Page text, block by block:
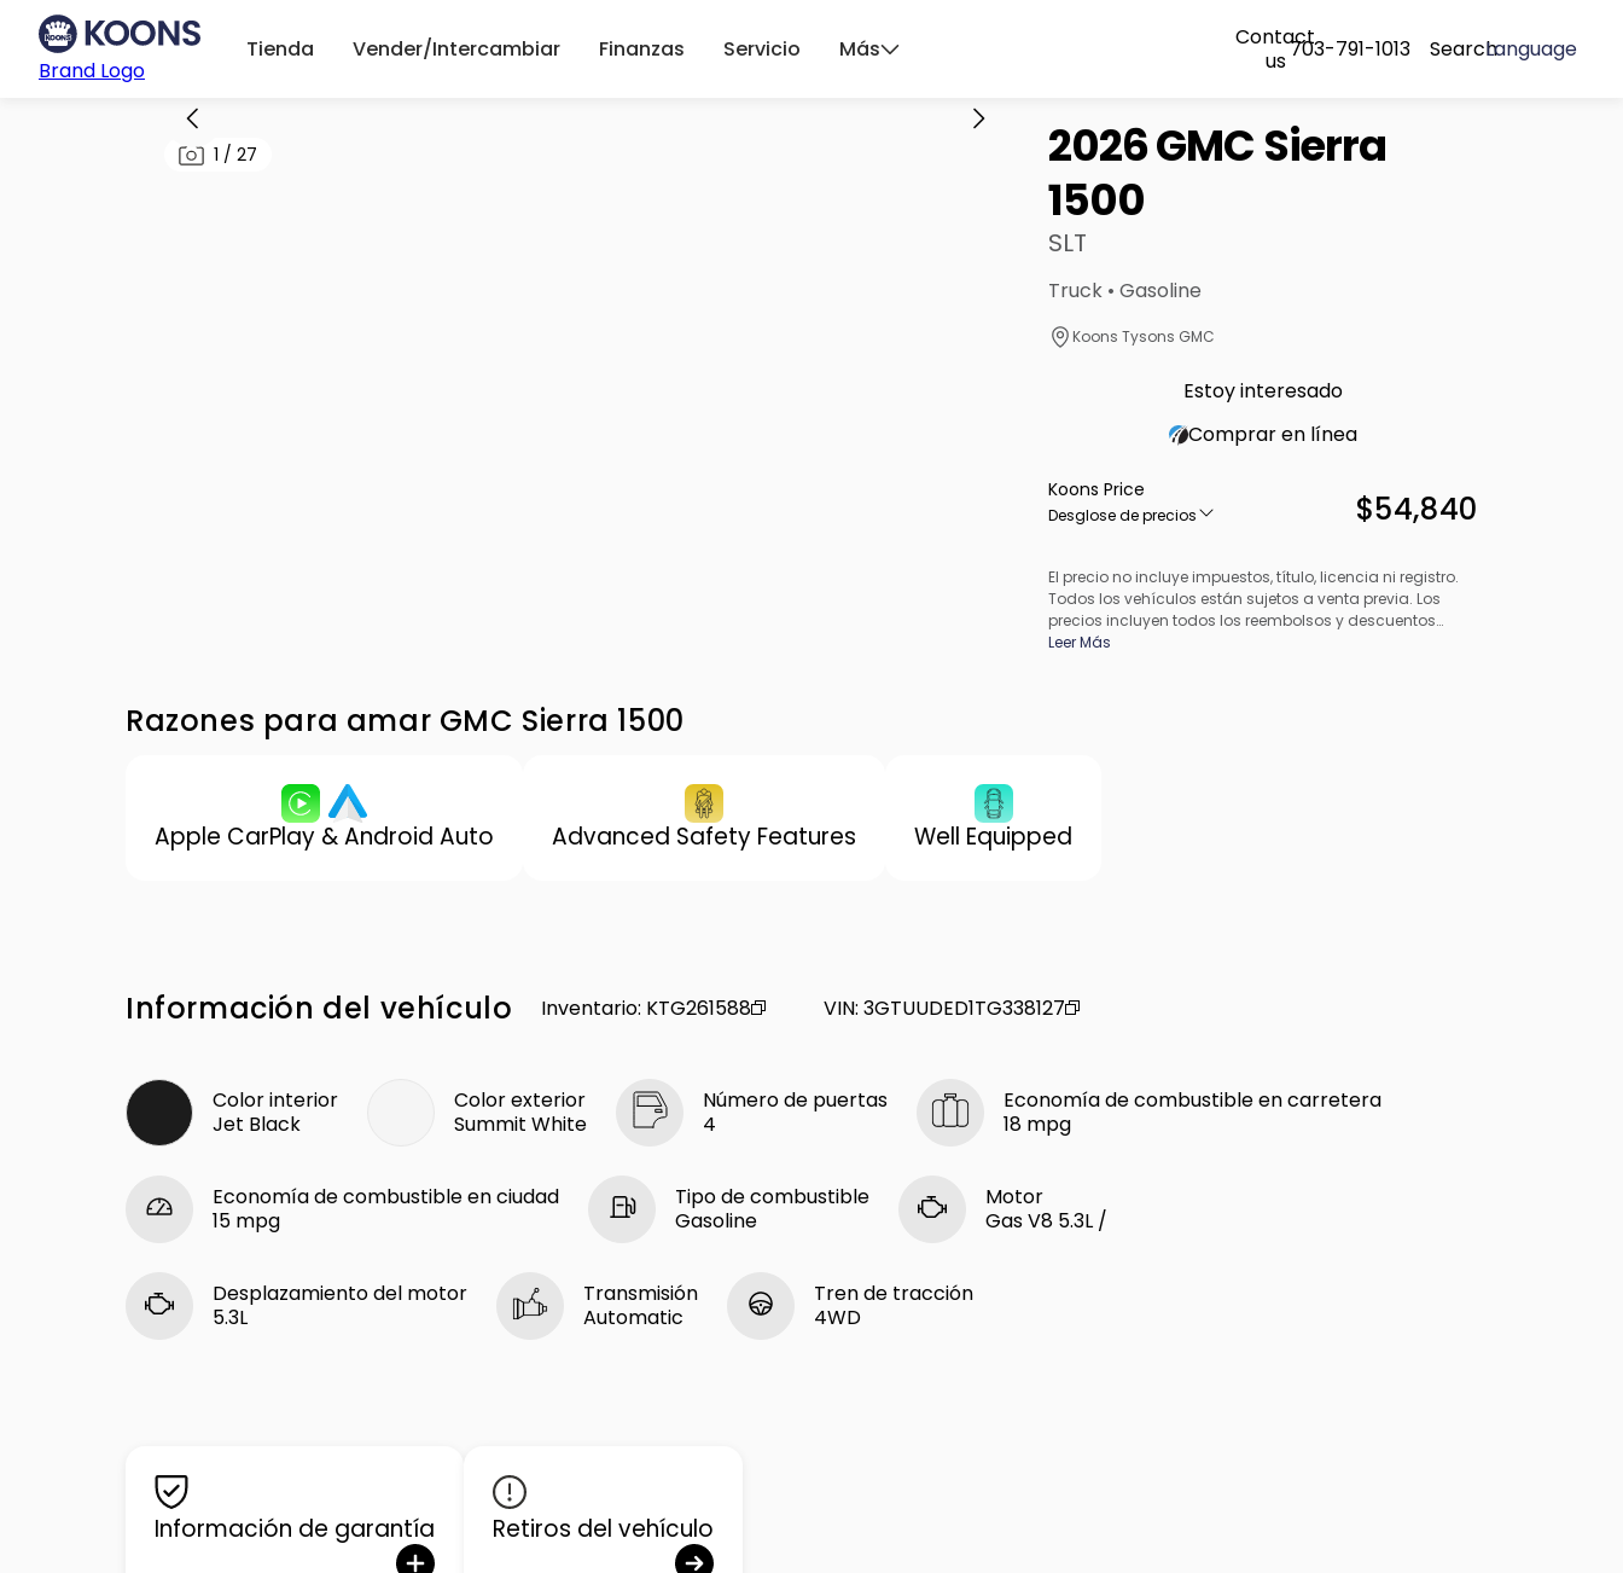
Brand Logo
Tienda Vender/Intercambiar Finanzas Servicio Más
Contact
us703-791-1013 SearchLanguage
1 / 27
2026 GMC Sierra
1500
SLT
Truck • Gasoline
Koons Tysons GMC
Estoy interesado
Comprar en línea
Koons Price
Desglose de precios $54,840
El precio no incluye impuestos, título, licencia ni registro.
Todos los vehículos están sujetos a venta previa. Los
precios incluyen todos los reembolsos y descuentos
aplicables disponibles para todos los consumidores;
Leer Más
Razones para amar GMC Sierra 1500
Apple CarPlay & Android Auto Advanced Safety Features Well Equipped
Información del vehículo Inventario: KTG261588 VIN:3GTUUDED1TG338127
Color interior
Jet Black
Color exterior
Summit White
Número de puertas
4
Economía de combustible en carretera
18 mpg
Economía de combustible en ciudad
15 mpg
Tipo de combustible
Gasoline
Motor
Gas V8 5.3L /
Desplazamiento del motor
5.3L
Transmisión
Automatic
Tren de tracción
4WD
Información de garantía Retiros del vehículo